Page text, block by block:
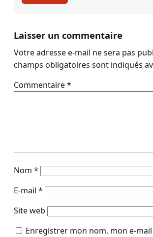
Laisser un commentaire
Votre adresse e-mail ne sera pas
champs obligatoires sont indiqués
Commentaire*
Nom *
E-mail *
Site web
Enregistrer mon nom, mon e-